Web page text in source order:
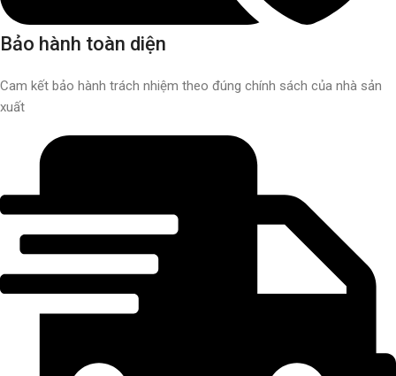
Bảo hành toàn diện
Cam kết bảo hành trách nhiệm theo đúng chính sách của nhà sản
xuất